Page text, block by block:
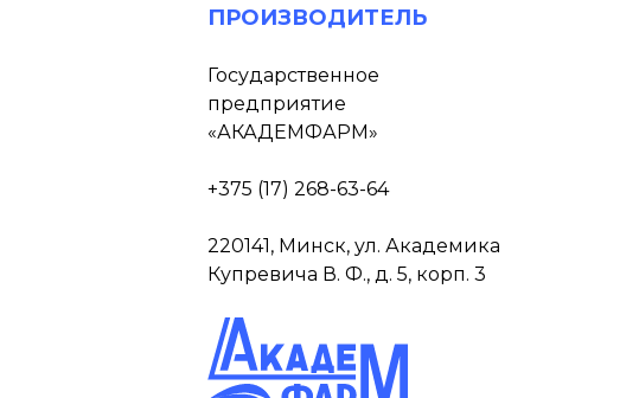
ПРОИЗВОДИТЕЛЬ
Государственное
предприятие
«АКАДЕМФАРМ»
+375 (17) 268-63-64
220141, Минск, ул. Академика
Купревича В. Ф., д. 5, корп. 3